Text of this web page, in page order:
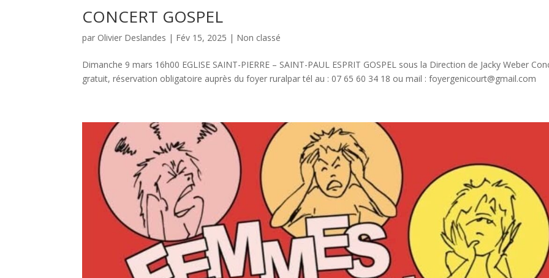
CONCERT GOSPEL
par Olivier Deslandes | Fév 15, 2025 | Non classé
Dimanche 9 mars 16h00 EGLISE SAINT-PIERRE – SAINT-PAUL ESPRIT GOSPEL sous la Direction de Jacky Weber
gratuit, réservation obligatoire auprès du foyer ruralpar tél au : 07 65 60 34 18 ou mail : foyergenicourt@gmail.com